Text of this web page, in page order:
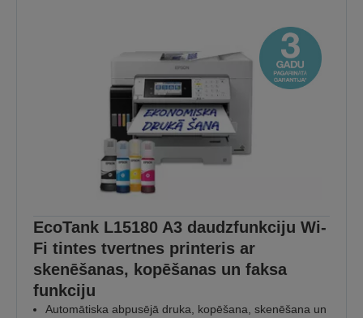
EcoTank L15180 A3 daudzfunkciju Wi-
Fi tintes tvertnes printeris ar
skenēšanas, kopēšanas un faksa
funkciju
Automātiska abpusējā druka, kopēšana, skenēšana un